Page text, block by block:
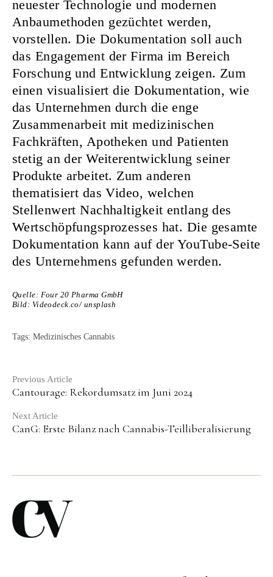
Continue
Reading
Previous Article
Cantourage: Rekordumsatz im Juni 2024
Next Article
CanG: Erste Bilanz nach Cannabis-Teilliberalisierung
neuester Technologie und modernen
Anbaumethoden gezüchtet werden,
vorstellen. Die Dokumentation soll auch
das Engagement der Firma im Bereich
Forschung und Entwicklung zeigen. Zum
einen visualisiert die Dokumentation, wie
das Unternehmen durch die enge
Zusammenarbeit mit medizinischen
Fachkräften, Apotheken und Patienten
stetig an der Weiterentwicklung seiner
Produkte arbeitet. Zum anderen
thematisiert das Video, welchen
Stellenwert Nachhaltigkeit entlang des
Wertschöpfungsprozesses hat. Die gesamte
Dokumentation kann auf der YouTube-Seite
des Unternehmens gefunden werden.
Quelle: Four 20 Pharma GmbH
Bild: Videodeck.co/ unsplash
Tags: Medizinisches Cannabis